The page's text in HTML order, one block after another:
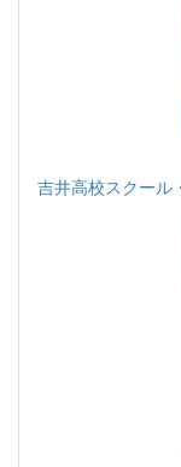
吉井高校スクール